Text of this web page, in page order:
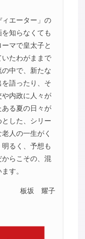
エーター」の
知らなくても
マで皇太子と
たわがままで
中で、新たな
語ったり、そ
内政に人々が
る夏の日々が
した、シリー
人の一生がく
るく、予想も
らこその、混
す。
板坂 耀子